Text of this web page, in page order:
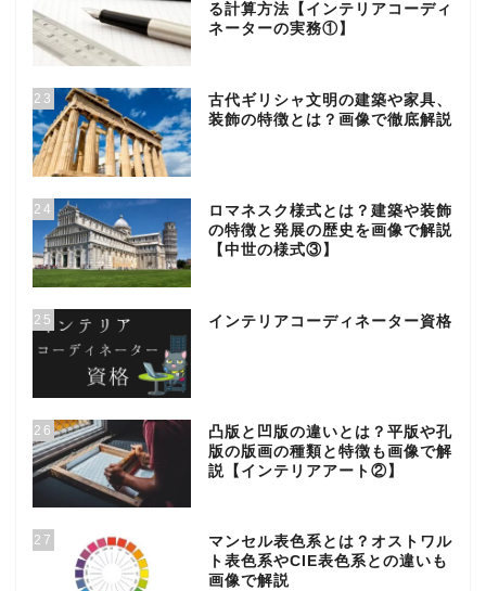
る計算方法【インテリアコーディ
ネーターの実務①】
23
古代ギリシャ文明の建築や家具、
装飾の特徴とは？画像で徹底解説
24
ロマネスク様式とは？建築や装飾
の特徴と発展の歴史を画像で解説
【中世の様式③】
25 インテリアコーディネーター資格
26
凸版と凹版の違いとは？平版や孔
版の版画の種類と特徴も画像で解
説【インテリアアート②】
27
マンセル表色系とは？オストワル
ト表色系やCIE表色系との違いも
画像で解説